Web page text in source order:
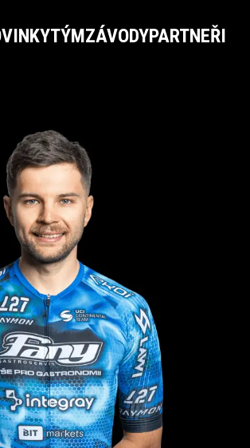
TÝMZÁVODYPARTNEŘI